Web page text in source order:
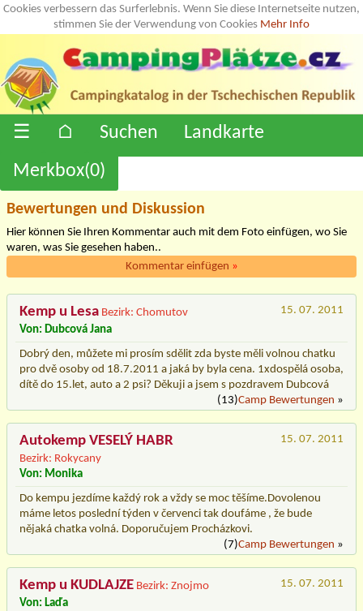
Cookies verbessern das Surferlebnis. Wenn Sie diese Internetseite nutzen,
stimmen Sie der Verwendung von Cookies Mehr Info
☰ ⌂ Suchen
Landkarte
Merkbox(0)
Bewertungen und Diskussion
Hier können Sie Ihren Kommentar auch mit dem Foto einfügen, wo Sie
waren, was Sie gesehen haben..
Kommentar einfügen »
Kemp u Lesa Bezirk: Chomutov
15. 07. 2011
Von: Dubcová Jana
Dobrý den, můžete mi prosím sdělit zda byste měli volnou chatku
pro dvě osoby od 18.7.2011 a jaká by byla cena. 1xdospělá osoba,
dítě do 15.let, auto a 2 psi? Děkuji a jsem s pozdravem Dubcová
(13)Camp Bewertungen »
Autokemp VESELÝ HABR
Bezirk: Rokycany
15. 07. 2011
Von: Monika
Do kempu jezdíme každý rok a vždy se moc těšíme.Dovolenou
máme letos poslední týden v červenci tak doufáme , že bude
nějaká chatka volná. Doporučujem Procházkovi.
(7)Camp Bewertungen »
Kemp u KUDLAJZE Bezirk: Znojmo
15. 07. 2011
Von: Laďa